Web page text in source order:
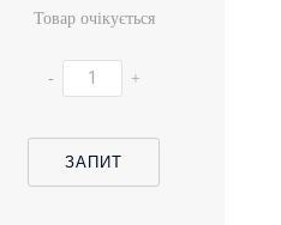
Товар очікується
- +
ЗАПИТ